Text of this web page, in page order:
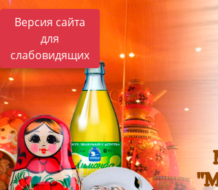
Версия сайта
для
слабовидящих